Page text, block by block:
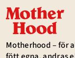
Motherhood – för